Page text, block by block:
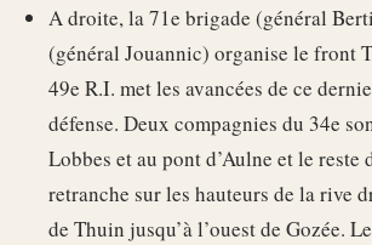
A droite, la 71e brigade (général
(général Jouannic) organise le front
49e R.I. met les avancées de ce
défense. Deux compagnies du 34e
Lobbes et au pont d’Aulne et le reste
retranche sur les hauteurs de la rive
de Thuin jusqu’à l’ouest de Gozée.